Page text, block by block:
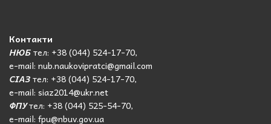
Контакти
НЮБтел: +38 (044) 524-17-70,
e-mail: nub.naukovipratci@gmail.com
СІАЗтел: +38 (044) 524-17-70,
e-mail: siaz2014@ukr.net
ФПУтел: +38 (044) 525-54-70,
e-mail: fpu@nbuv.gov.ua